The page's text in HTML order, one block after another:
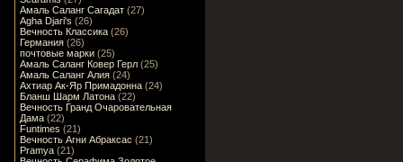
Амаль Саланг Сагадат (27)
Agha Djari's (26)
Вечность Классика (26)
Германия (26)
почтовые марки (25)
Амаль Саланг Ковер Герл (25)
Амаль Саланг Алия (24)
Ахтиар Ак-Яр Примадонна (24)
Бланш Шарм Латона (22)
Вечность Гранд Очаровательная
Дама (22)
Funtimes (21)
Вечность Агни Абраксас (21)
Pramya (21)